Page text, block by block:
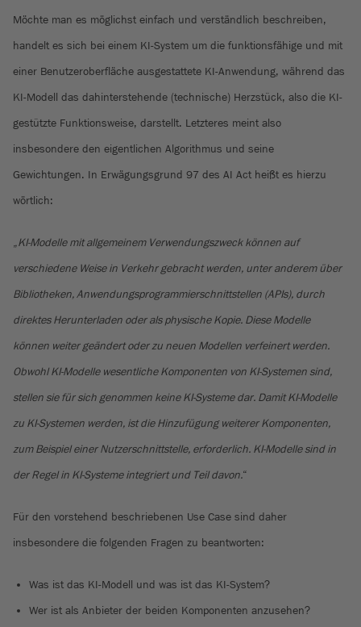
Möchte man es möglichst einfach und verständlich beschreiben,
handelt es sich bei einem KI-System um die funktionsfähige und mit
einer Benutzeroberfläche ausgestattete KI-Anwendung, während das
KI-Modell das dahinterstehende (technische) Herzstück, also die KI-
gestützte Funktionsweise, darstellt. Letzteres meint also
insbesondere den eigentlichen Algorithmus und seine
Gewichtungen. In Erwägungsgrund 97 des AI Act heißt es hierzu
wörtlich:
KI-Modelle mit allgemeinem Verwendungszweck können auf
verschiedene Weise in Verkehr gebracht werden, unter anderem über
Bibliotheken, Anwendungsprogrammierschnittstellen (APIs), durch
direktes Herunterladen oder als physische Kopie. Diese Modelle
können weiter geändert oder zu neuen Modellen verfeinert werden.
Obwohl KI-Modelle wesentliche Komponenten von KI-Systemen sind,
stellen sie für sich genommen keine KI-Systeme dar. Damit KI-Modelle
zu KI-Systemen werden, ist die Hinzufügung weiterer Komponenten,
zum Beispiel einer Nutzerschnittstelle, erforderlich. KI-Modelle sind in
der Regel in KI-Systeme integriert und Teil davon.“
Für den vorstehend beschriebenen Use Case sind daher
insbesondere die folgenden Fragen zu beantworten:
Was ist das KI-Modell und was ist das KI-System?
Wer ist als Anbieter der beiden Komponenten anzusehen?